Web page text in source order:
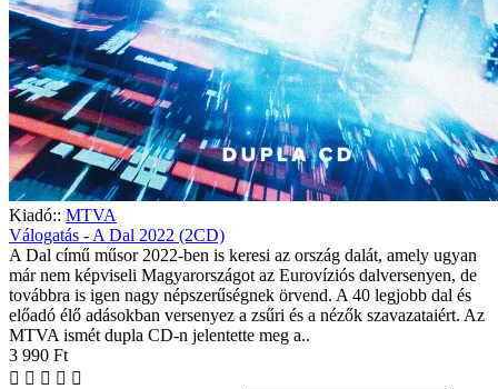
Kiadó:: MTVA
Válogatás - A Dal 2022 (2CD)
A Dal című műsor 2022-ben is keresi az ország dalát, amely ugyan
már nem képviseli Magyarországot az Eurovíziós dalversenyen, de
továbbra is igen nagy népszerűségnek örvend. A 40 legjobb dal és
előadó élő adásokban versenyez a zsűri és a nézők szavazataiért. Az
MTVA ismét dupla CD-n jelentette meg a..
3 990 Ft